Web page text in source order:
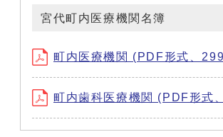
宮代町内医療機関名簿
町内医療機関 (PDF形式、
町内歯科医療機関 (PDF形式